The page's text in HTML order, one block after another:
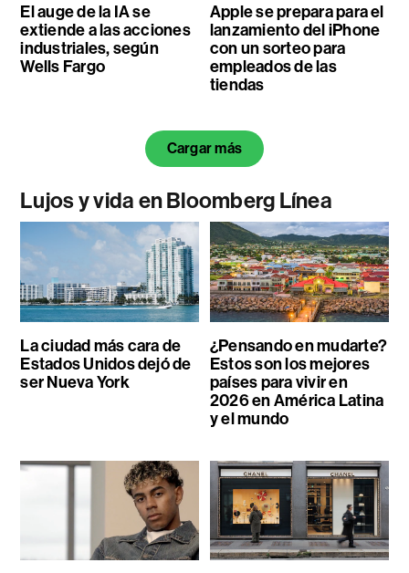
El auge de la IA se
extiende a las acciones
industriales, según
Wells Fargo
Apple se prepara para el
lanzamiento del iPhone
con un sorteo para
empleados de las
tiendas
Cargar más
Lujos y vida en Bloomberg Línea
La ciudad más cara de
Estados Unidos dejó de
ser Nueva York
¿Pensando en mudarte?
Estos son los mejores
países para vivir en
2026 en América Latina
y el mundo